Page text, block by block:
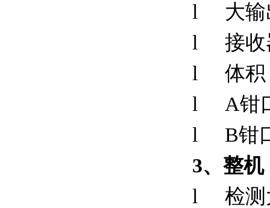
l
大
l
接收
l
体积
l
A钳
l
B钳
3、整机
l
检